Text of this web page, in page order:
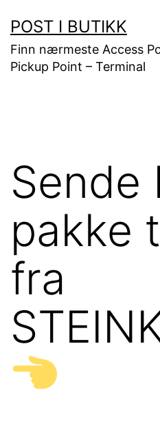
til
innhold
POST I BUTIKK
Finn nærmeste Access
Pickup Point – Terminal
Sende
pakke
fra